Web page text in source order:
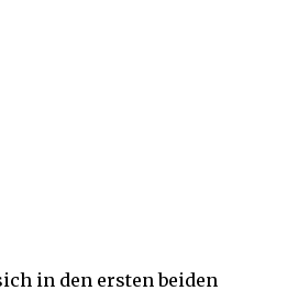
in den ersten beiden